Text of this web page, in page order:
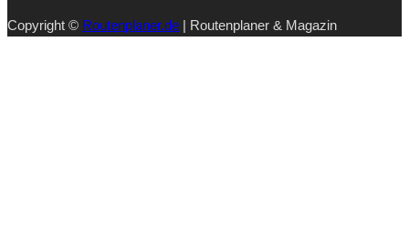
Copyright © Routenplaner.de | Routenplaner & Magazin